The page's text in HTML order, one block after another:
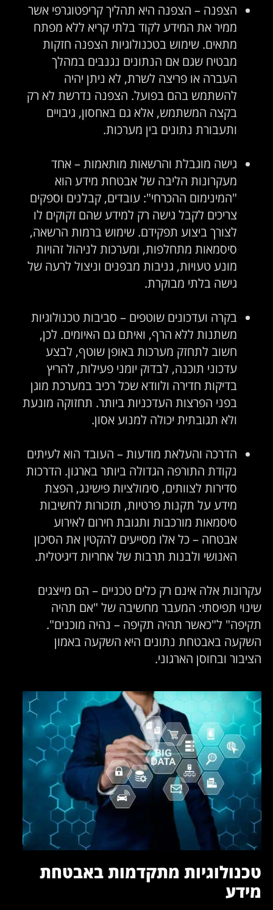
הצפנה – הצפנה היא תהליך קריפטוגרפי אשר
ממיר את המידע לקוד בלתי קריא ללא מפתח
מתאים. שימוש בטכנולוגיות הצפנה חזקות
מבטיח שגם אם הנתונים נגנבים במהלך
העברה או פריצה לשרת, לא ניתן יהיה
להשתמש בהם בפועל. הצפנה נדרשת לא רק
בקצה המשתמש, אלא גם באחסון, גיבויים
ותעבורת נתונים בין מערכות.
גישה מוגבלת והרשאות מותאמות – אחד
מעקרונות הליבה של אבטחת מידע הוא
"המינימום ההכרחי": עובדים, קבלנים וספקים
צריכים לקבל גישה רק למידע שהם זקוקים לו
לצורך ביצוע תפקידם. שימוש ברמות הרשאה,
סיסמאות מתחלפות, ומערכות לניהול זהויות
מונע טעויות, גניבות מבפנים וניצול לרעה של
גישה בלתי מבוקרת.
בקרה ועדכונים שוטפים – סביבות טכנולוגיות
משתנות ללא הרף, ואיתם גם האיומים. לכן,
חשוב לתחזק מערכות באופן שוטף, לבצע
עדכוני תוכנה, לבדוק יומני פעילות, להריץ
בדיקות חדירה ולוודא שכל רכיב במערכת מוגן
בפני הפרצות העדכניות ביותר. תחזוקה מונעת
ולא תגובתית יכולה למנוע אסון.
הדרכה והעלאת מודעות – העובד הוא לעיתים
נקודת התורפה הגדולה ביותר בארגון. הדרכות
סדירות לצוותים, סימולציות פישינג, הפצת
מידע על תקנות פרטיות, תזכורות לחשיבות
סיסמאות מורכבות ותגובת חירום לאירוע
אבטחה – כל אלו מסייעים להקטין את הסיכון
האנושי ולבנות תרבות של אחריות דיגיטלית.
אלה אינם רק כלים טכניים – הם מייצגים
תפיסתי: המעבר מחשיבה של "אם תהיה
ל"כאשר תהיה תקיפה – נהיה מוכנים".
באבטחת נתונים היא השקעה באמון
ובחוסן הארגוני.
מתקדמות באבטחת